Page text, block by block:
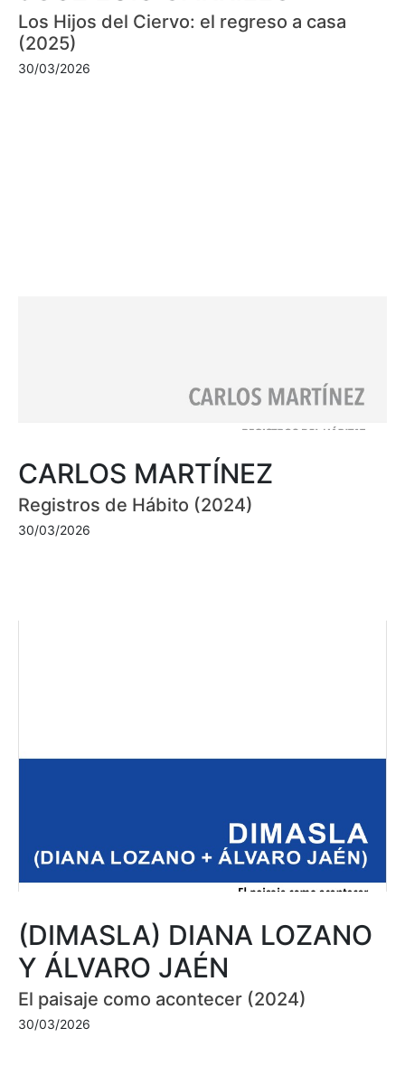
Los Hijos del Ciervo: el regreso a casa
(2025)
30/03/2026
CARLOS MARTÍNEZ
Registros de Hábito (2024)
30/03/2026
(DIMASLA) DIANA LOZANO
Y ÁLVARO JAÉN
El paisaje como acontecer (2024)
30/03/2026